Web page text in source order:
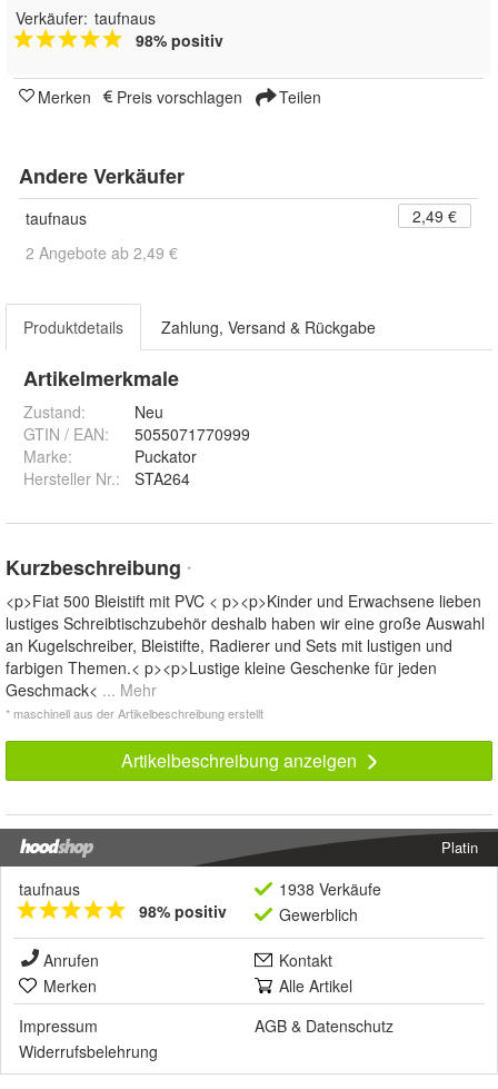
Verkäufer: taufnaus
98% positiv
Merken Preis vorschlagen Teilen
Andere Verkäufer
taufnaus
2,49 €
2 Angebote ab 2,49 €
Produktdetails Zahlung, Versand & Rückgabe
Artikelmerkmale
Zustand:
Neu
GTIN / EAN:
5055071770999
Marke:
Puckator
Hersteller Nr.:
STA264
Kurzbeschreibung *
<p>Fiat 500 Bleistift mit PVC < p><p>Kinder und Erwachsene lieben
lustiges Schreibtischzubehör deshalb haben wir eine große Auswahl
an Kugelschreiber, Bleistifte, Radierer und Sets mit lustigen und
farbigen Themen.< p><p>Lustige kleine Geschenke für jeden
Geschmack< ... Mehr
* maschinell aus der Artikelbeschreibung erstellt
Artikelbeschreibung anzeigen
Platin
taufnaus
98% positiv
1938 Verkäufe
Gewerblich
Anrufen
Kontakt
Merken
Alle Artikel
Impressum
AGB & Datenschutz
Widerrufsbelehrung